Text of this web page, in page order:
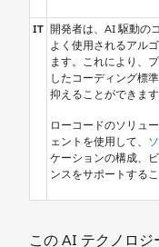
IT 開発者は、AI 駆動の
よく使用されるアル
ます。これにより、
したコーディング標
抑えることができます
ローコードのソリュ
ェントを使用して、
ケーションの構成、
ンスをサポートする
この AI テクノロ